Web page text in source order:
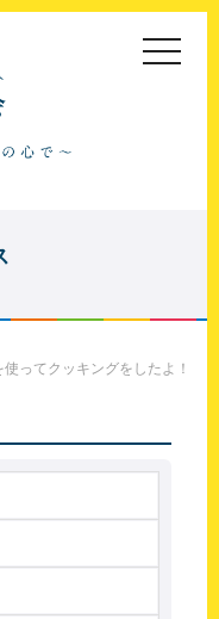
toggle
使ってクッキングをしたよ！